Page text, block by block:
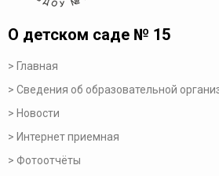
О детском саде № 15
Главная
Сведения об образовательной
Новости
Интернет приемная
Фотоотчёты